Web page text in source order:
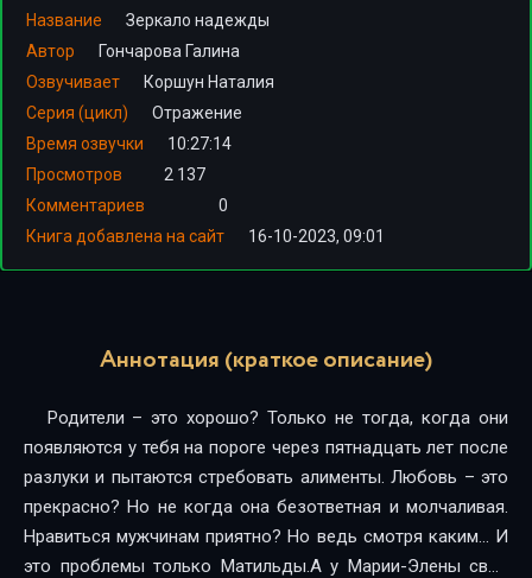
Название
Зеркало надежды
Автор
Гончарова Галина
Озвучивает
Коршун Наталия
Серия (цикл)
Отражение
Время озвучки
10:27:14
Просмотров
2 137
Комментариев
0
Книга добавлена на сайт
16-10-2023, 09:01
Аннотация (краткое описание)
Родители – это хорошо? Только не тогда, когда они
появляются у тебя на пороге через пятнадцать лет после
разлуки и пытаются стребовать алименты. Любовь – это
прекрасно? Но не когда она безответная и молчаливая.
Нравиться мужчинам приятно? Но ведь смотря каким… И
это проблемы только Матильды.А у Марии-Элены свои